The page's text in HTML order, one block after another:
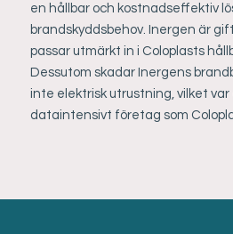
en hållbar och kostnadseffektiv
brandskyddsbehov. Inergen är
passar utmärkt in i Coloplasts
Dessutom skadar Inergens
inte elektrisk utrustning, vilket
dataintensivt företag som